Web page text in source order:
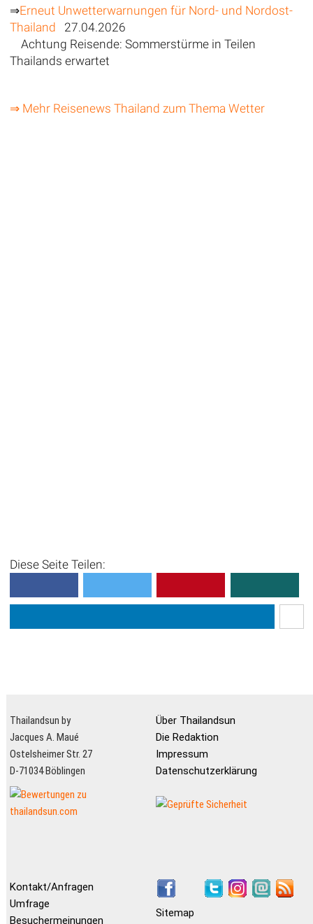
⇒Erneut Unwetterwarnungen für Nord- und Nordost-
Thailand 27.04.2026
Achtung Reisende: Sommerstürme in Teilen
Thailands erwartet
⇒ Mehr Reisenews Thailand zum Thema Wetter
Diese Seite Teilen:
Thailandsun by
Jacques A. Maué
Ostelsheimer Str. 27
D-71034 Böblingen
Über Thailandsun
Die Redaktion
Impressum
Datenschutzerklärung
Kontakt/Anfragen
Umfrage
Besuchermeinungen
Sitemap